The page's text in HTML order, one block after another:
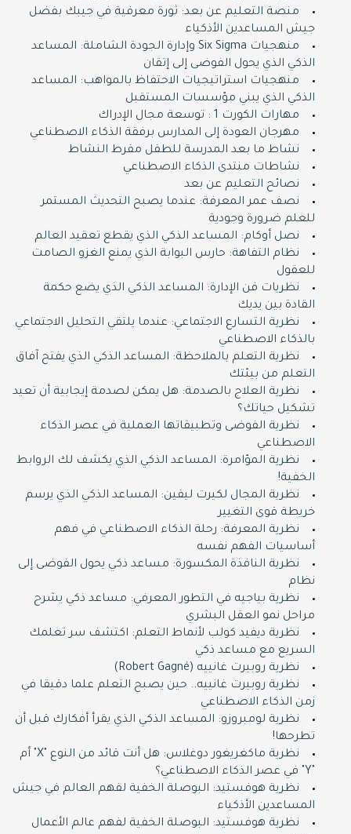
منصة التعليم عن بعد: ثورة معرفية في جيبك بفضل
جيش المساعدين الأذكياء
منهجيات Six Sigma وإدارة الجودة الشاملة: المساعد
الذكي الذي يحول الفوضى إلى إتقان
منهجيات استراتيجيات الاحتفاظ بالمواهب: المساعد
الذكي الذي يبني مؤسسات المستقبل
مهارات الكورت 1 : توسعة مجال الإدراك
مهرجان العودة إلى المدارس برفقة الذكاء الاصطناعي
نشاط ما بعد المدرسة للطفل مفرط النشاط
نشاطات منتدى الذكاء الاصطناعي
نصائح التعليم عن بعد
نصف عمر المعرفة: عندما يصبح التحديث المستمر
للعلم ضرورة وجودية
نصل أوكام: المساعد الذكي الذي يقطع تعقيد العالم
نظام التفاهة: حارس البوابة الذي يمنع الغزو الصامت
للعقول
نظريات فن الإدارة: المساعد الذكي الذي يضع حكمة
القادة بين يديك
نظرية التسارع الاجتماعي: عندما يلتقي التحليل الاجتماعي
بالذكاء الاصطناعي
نظرية التعلم بالملاحظة: المساعد الذكي الذي يفتح آفاق
التعلم من بيئتك
نظرية العلاج بالصدمة: هل يمكن لصدمة إيجابية أن تعيد
تشكيل حياتك؟
نظرية الفوضى وتطبيقاتها العملية في عصر الذكاء
الاصطناعي
نظرية المؤامرة: المساعد الذكي الذي يكشف لك الروابط
الخفية!
نظرية المجال لكيرت ليفين: المساعد الذكي الذي يرسم
خريطة قوى التغيير
نظرية المعرفة: رحلة الذكاء الاصطناعي في فهم
أساسيات الفهم نفسه
نظرية النافذة المكسورة: مساعد ذكي يحول الفوضى إلى
نظام
نظرية بياجيه في التطور المعرفي: مساعد ذكي يشرح
مراحل نمو العقل البشري
نظرية ديفيد كولب لأنماط التعلم: اكتشف سر تعلمك
السريع مع مساعد ذكي
نظرية روبيرت غانييه (Robert Gagné)
نظرية روبيرت غانييه.. حين يصبح التعلم علما دقيقا في
زمن الذكاء الاصطناعي
نظرية لومبروزو: المساعد الذكي الذي يقرأ أفكارك قبل أن
تطرحها!
نظرية ماكغريغور دوغلاس: هل أنت قائد من النوع "X" أم
نظرية هوفستيد: البوصلة الخفية لفهم العالم في جيش
المساعدين الأذكياء
نظرية هوفستيد: البوصلة الخفية لفهم عالم الأعمال